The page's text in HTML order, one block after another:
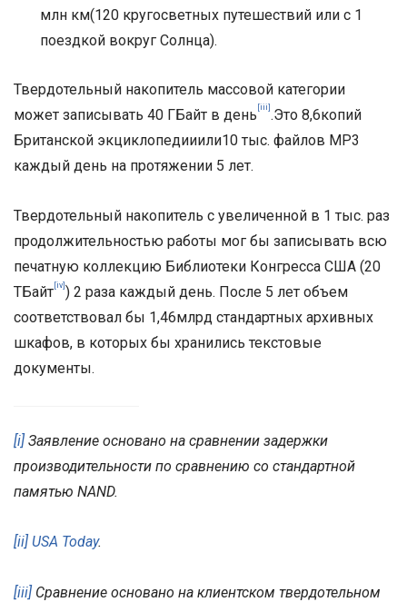
млн км(120 кругосветных путешествий или с 1
поездкой вокруг Солнца).
Твердотельный накопитель массовой категории
может записывать 40 ГБайт в день [iii] .Это 8,6копий
Британской экциклопедииили10 тыс. файлов MP3
каждый день на протяжении 5 лет.
Твердотельный накопитель с увеличенной в 1 тыс. раз
продолжительностью работы мог бы записывать всю
печатную коллекцию Библиотеки Конгресса США (20
ТБайт [iv] ) 2 раза каждый день. После 5 лет объем
соответствовал бы 1,46млрд стандартных архивных
шкафов, в которых бы хранились текстовые
документы.
[i] Заявление основано на сравнении задержки
производительности по сравнению со стандартной
памятью NAND.
[ii] USA Today.
[iii] Сравнение основано на клиентском твердотельном